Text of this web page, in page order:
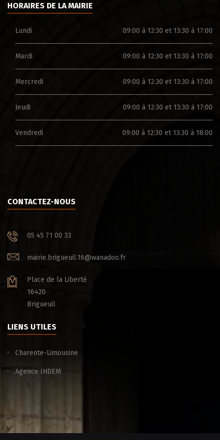
HORAIRES DE LA MAIRIE
Lundi 09:00 à 12:30 et 13:30 à 17:00
Mardi 09:00 à 12:30 et 13:30 à 17:00
Mercredi 09:00 à 12:30 et 13:30 à 17:00
Jeudi 09:00 à 12:30 et 13:30 à 17:00
Vendredi 09:00 à 12:30 et 13:30 à 18:00
CONTACTEZ-NOUS
05 45 71 00 33
mairie.brigueuil.16@wanadoo.fr
Place de la Liberté
16420
Brigueuil
LIENS UTILES
Charente-Limousine
Agence IHDEM